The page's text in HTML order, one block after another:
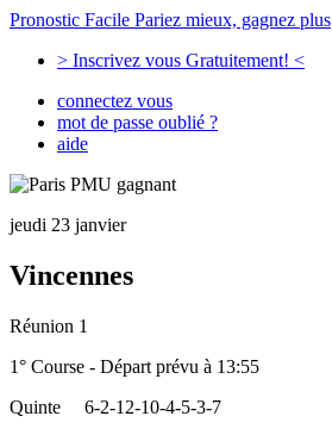
Pronostic Facile Pariez mieux, gagnez plus
> Inscrivez vous Gratuitement! <
connectez vous
mot de passe oublié ?
aide
jeudi 23 janvier
Vincennes
Réunion 1
1° Course - Départ prévu à 13:55
Quinte
6-2-12-10-4-5-3-7